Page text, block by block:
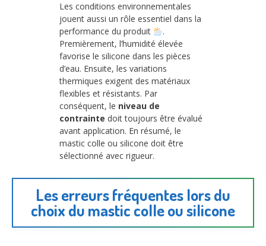
Les conditions environnementales
jouent aussi un rôle essentiel dans la
performance du produit
.
Premièrement, l’humidité élevée
favorise le silicone dans les pièces
d’eau. Ensuite, les variations
thermiques exigent des matériaux
flexibles et résistants. Par
conséquent, le niveau de
contrainte doit toujours être évalué
avant application. En résumé, le
mastic colle ou silicone doit être
sélectionné avec rigueur.
Les erreurs fréquentes lors du
choix du mastic colle ou silicone